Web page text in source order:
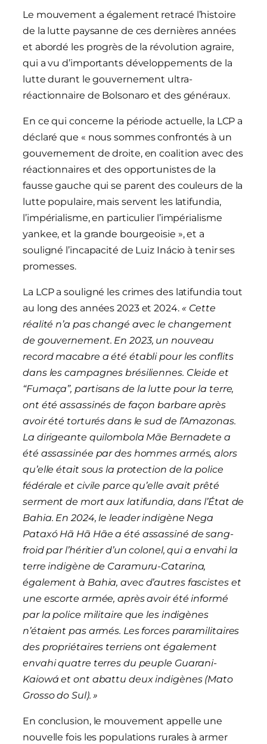
Le mouvement a également retracé l’histoire
de la lutte paysanne de ces dernières années
et abordé les progrès de la révolution agraire,
qui a vu d’importants développements de la
lutte durant le gouvernement ultra-
réactionnaire de Bolsonaro et des généraux.
En ce qui concerne la période actuelle, la LCP a
déclaré que « nous sommes confrontés à un
gouvernement de droite, en coalition avec des
réactionnaires et des opportunistes de la
fausse gauche qui se parent des couleurs de la
lutte populaire, mais servent les latifundia,
l’impérialisme, en particulier l’impérialisme
yankee, et la grande bourgeoisie », et a
souligné l’incapacité de Luiz Inácio à tenir ses
promesses.
La LCP a souligné les crimes des latifundia tout
au long des années 2023 et 2024. « Cette
réalité n’a pas changé avec le changement
de gouvernement. En 2023, un nouveau
record macabre a été établi pour les conflits
dans les campagnes brésiliennes. Cleide et
“Fumaça”, partisans de la lutte pour la terre,
ont été assassinés de façon barbare après
avoir été torturés dans le sud de l’Amazonas.
La dirigeante quilombola Mãe Bernadete a
été assassinée par des hommes armés, alors
qu’elle était sous la protection de la police
fédérale et civile parce qu’elle avait prêté
serment de mort aux latifundia, dans l’État de
Bahia. En 2024, le leader indigène Nega
Pataxó Hã Hã Hãe a été assassiné de sang-
froid par l’héritier d’un colonel, qui a envahi la
terre indigène de Caramuru-Catarina,
également à Bahia, avec d’autres fascistes et
une escorte armée, après avoir été informé
par la police militaire que les indigènes
n’étaient pas armés. Les forces paramilitaires
des propriétaires terriens ont également
envahi quatre terres du peuple Guarani-
Kaiowá et ont abattu deux indigènes (Mato
Grosso do Sul). »
En conclusion, le mouvement appelle une
nouvelle fois les populations rurales à armer